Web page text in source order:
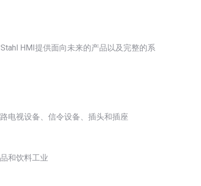
HMI提供面向未来的产品以及完整的系
电视设备、信令设备、插头和插座
和饮料工业